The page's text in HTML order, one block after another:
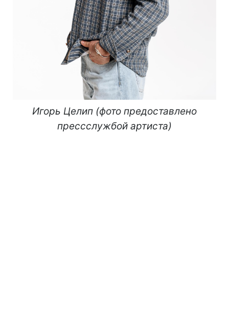
Игорь Целип (фото предоставлено
прессслужбой артиста)